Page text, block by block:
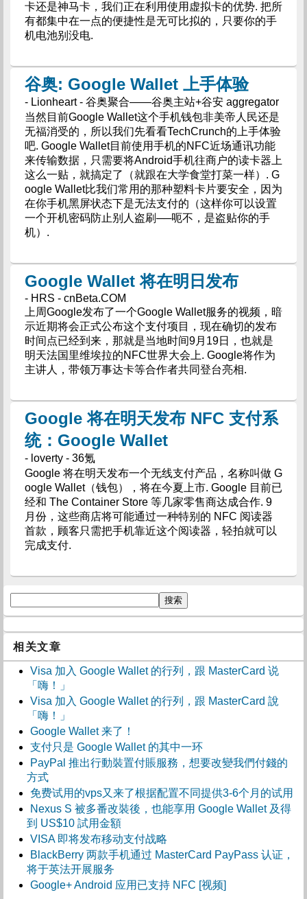
卡还是神马卡，我们正在利用使用虚拟卡的优势. 把所
有都集中在一点的便捷性是无可比拟的，只要你的手
机电池别没电.
谷奥: Google Wallet 上手体验
- Lionheart - 谷奥聚合——谷奥主站+谷安 aggregator
当然目前Google Wallet这个手机钱包非美帝人民还是
无福消受的，所以我们先看看TechCrunch的上手体验
吧. Google Wallet目前使用手机的NFC近场通讯功能
来传输数据，只需要将Android手机往商户的读卡器上
这么一贴，就搞定了（就跟在大学食堂打菜一样）. G
oogle Wallet比我们常用的那种塑料卡片要安全，因为
在你手机黑屏状态下是无法支付的（这样你可以设置
一个开机密码防止别人盗刷──呃不，是盗贴你的手
机）.
Google Wallet 将在明日发布
- HRS - cnBeta.COM
上周Google发布了一个Google Wallet服务的视频，暗
示近期将会正式公布这个支付项目，现在确切的发布
时间点已经到来，那就是当地时间9月19日，也就是
明天法国里维埃拉的NFC世界大会上. Google将作为
主讲人，带领万事达卡等合作者共同登台亮相.
Google 将在明天发布 NFC 支付系
统：Google Wallet
- loverty - 36氪
Google 将在明天发布一个无线支付产品，名称叫做 G
oogle Wallet（钱包），将在今夏上市. Google 目前已
经和 The Container Store 等几家零售商达成合作. 9
月份，这些商店将可能通过一种特别的 NFC 阅读器
首款，顾客只需把手机靠近这个阅读器，轻拍就可以
完成支付.
相关文章
Visa 加入 Google Wallet 的行列，跟 MasterCard 说
「嗨！」
Visa 加入 Google Wallet 的行列，跟 MasterCard 說
「嗨！」
Google Wallet 来了！
支付只是 Google Wallet 的其中一环
PayPal 推出行動裝置付賬服務，想要改變我們付錢的
方式
免费试用的vps又来了根据配置不同提供3-6个月的试用
Nexus S 被多番改裝後，也能享用 Google Wallet 及得
到 US$10 試用金額
VISA 即将发布移动支付战略
BlackBerry 两款手机通过 MasterCard PayPass 认证，
将于英法开展服务
Google+ Android 应用已支持 NFC [视频]